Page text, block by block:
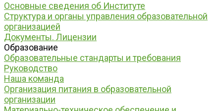
Основные сведения об Институте
Структура и органы управления образовательной
организацией
Документы. Лицензии
Образование
Образовательные стандарты и требования
Руководство
Наша команда
Организация питания в образовательной
организации